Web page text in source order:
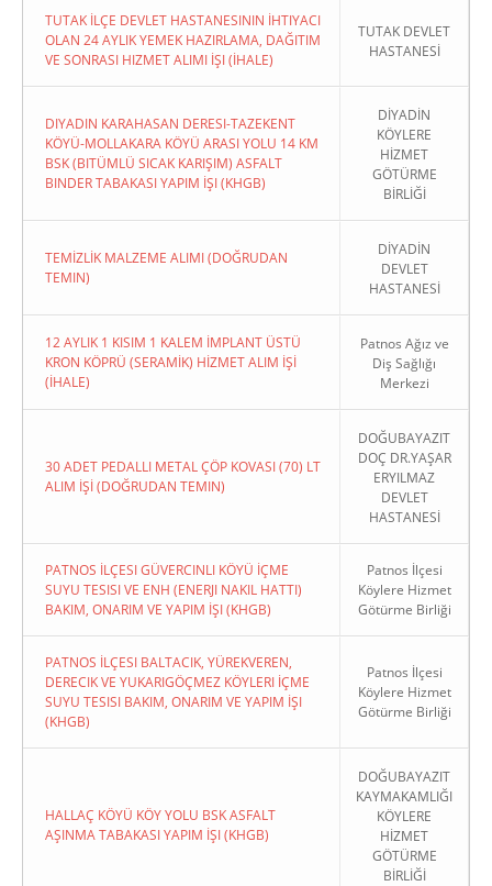
TUTAK İLÇE DEVLET HASTANESININ İHTIYACI
OLAN 24 AYLIK YEMEK HAZIRLAMA, DAĞITIM
VE SONRASI HIZMET ALIMI İŞI (İHALE)
TUTAK DEVLET
HASTANESİ
DIYADIN KARAHASAN DERESI-TAZEKENT
KÖYÜ-MOLLAKARA KÖYÜ ARASI YOLU 14 KM
BSK (BITÜMLÜ SICAK KARIŞIM) ASFALT
BINDER TABAKASI YAPIM İŞI (KHGB)
DİYADİN
KÖYLERE
HİZMET
GÖTÜRME
BİRLİĞİ
TEMİZLİK MALZEME ALIMI (DOĞRUDAN
TEMIN)
DİYADİN
DEVLET
HASTANESİ
12 AYLIK 1 KISIM 1 KALEM İMPLANT ÜSTÜ
KRON KÖPRÜ (SERAMİK) HİZMET ALIM İŞİ
(İHALE)
Patnos Ağız ve
Diş Sağlığı
Merkezi
30 ADET PEDALLI METAL ÇÖP KOVASI (70) LT
ALIM İŞİ (DOĞRUDAN TEMIN)
DOĞUBAYAZIT
DOÇ DR.YAŞAR
ERYILMAZ
DEVLET
HASTANESİ
PATNOS İLÇESI GÜVERCINLI KÖYÜ İÇME
SUYU TESISI VE ENH (ENERJI NAKIL HATTI)
BAKIM, ONARIM VE YAPIM İŞI (KHGB)
Patnos İlçesi
Köylere Hizmet
Götürme Birliği
PATNOS İLÇESI BALTACIK, YÜREKVEREN,
DERECIK VE YUKARIGÖÇMEZ KÖYLERI İÇME
SUYU TESISI BAKIM, ONARIM VE YAPIM İŞI
(KHGB)
Patnos İlçesi
Köylere Hizmet
Götürme Birliği
HALLAÇ KÖYÜ KÖY YOLU BSK ASFALT
AŞINMA TABAKASI YAPIM İŞI (KHGB)
DOĞUBAYAZIT
KAYMAKAMLIĞI
KÖYLERE
HİZMET
GÖTÜRME
BİRLİĞİ